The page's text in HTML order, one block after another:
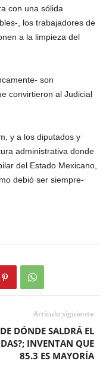
con una sólida
, los trabajadores de
a la limpieza del
son
convirtieron al Judicial
y a los diputados y
administrativa donde
del Estado Mexicano,
debió ser siempre-
Artículo siguiente
DÓNDE SALDRÁ EL
INVENTAN QUE
85.3 ES MAYORÍA